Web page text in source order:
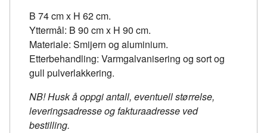
B 74 cm x H 62 cm.
Yttermål: B 90 cm x H 90 cm.
Materiale: Smijern og aluminium.
Etterbehandling: Varmgalvanisering og sort og
gull pulverlakkering.
NB! Husk å oppgi antall, eventuell størrelse,
leveringsadresse og fakturaadresse ved
bestilling.